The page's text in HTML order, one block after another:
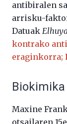
antibiralen
arrisku-
Datuak
kontrako
eraginkorra;
Biokimika
Maxine